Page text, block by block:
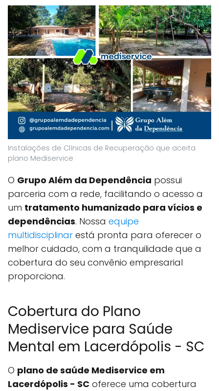
Instalações de Clínicas de Recuperação que aceita
plano Mediservice
O Grupo Além da Dependência possui
parceria com a rede, facilitando o acesso a
um tratamento humanizado para vícios e
dependências. Nossa equipe
multidisciplinar está pronta para oferecer o
melhor cuidado, com a tranquilidade que a
cobertura do seu convênio empresarial
proporciona.
Cobertura do Plano
Mediservice para Saúde
Mental em Lacerdópolis - SC
O plano de saúde Mediservice em
Lacerdópolis - SC oferece uma cobertura